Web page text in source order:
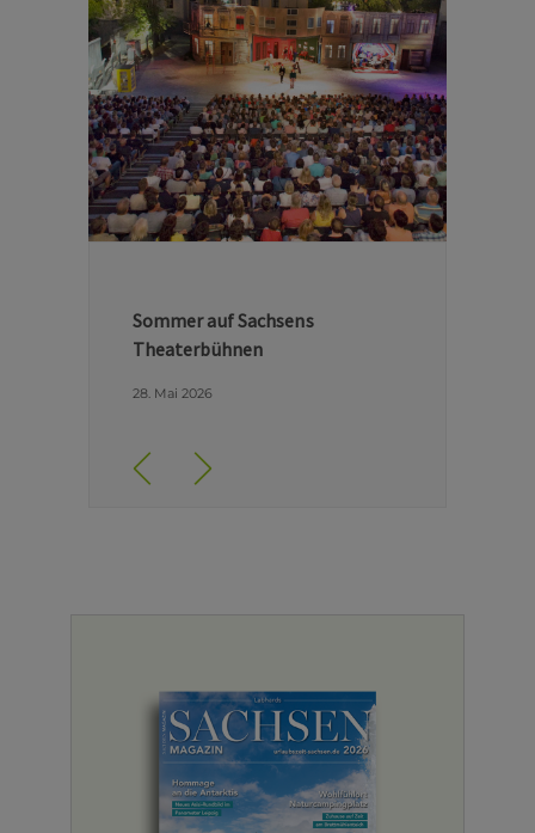
Hinter den Kulissen der Dresdner
Semperoper
29. April 2026